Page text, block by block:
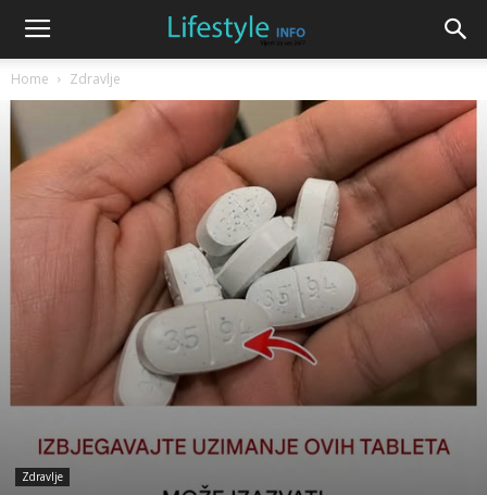
Home Zdravlje
Zdravlje